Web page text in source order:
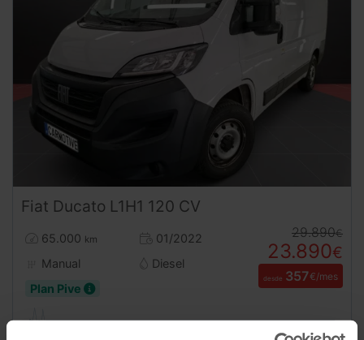
Fiat Ducato L1H1 120 CV
65.000 km
01/2022
Manual
Diesel
Plan Pive
29.890€
23.890€
desde 357€/mes